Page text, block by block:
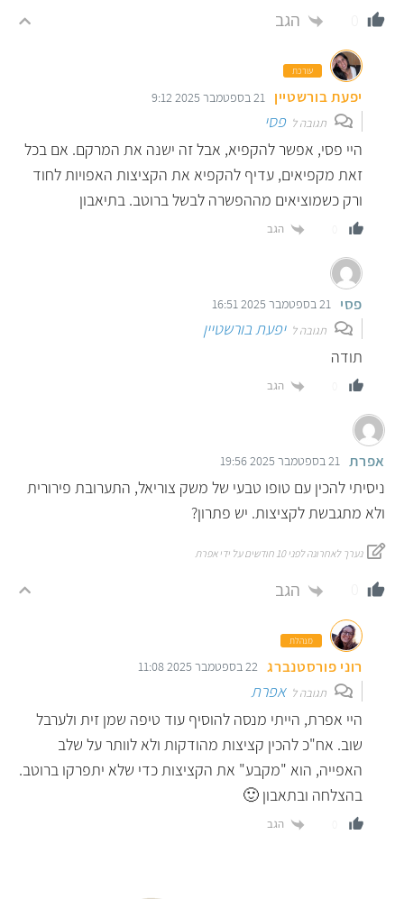
הגב
עורכת
יפעת בורשטיין 21 בספטמבר 2025 9:12
תגובה לפסי
היי פסי, אפשר להקפיא, אבל זה ישנה את המרקם. אם בכל
זאת מקפיאים, עדיף להקפיא את הקציצות האפויות לחוד
ורק כשמוציאים מההפשרה לבשל ברוטב. בתיאבון
הגב
פסי 21 בספטמבר 2025 16:51
תגובה ליפעת בורשטיין
תודה
הגב
אפרת 21 בספטמבר 2025 19:56
ניסיתי להכין עם טופו טבעי של משק צוריאל, התערובת פירורית
ולא מתגבשת לקציצות. יש פתרון?
נערך לאחרונה לפני 10 חודשים על ידי אפרת
הגב
מנהלת
רוני פורסטנברג 22 בספטמבר 2025 11:08
תגובה לאפרת
היי אפרת, הייתי מנסה להוסיף עוד טיפה שמן זית ולערבל
שוב. אח"כ להכין קציצות מהודקות ולא לוותר על שלב
האפייה, הוא "מקבע" את הקציצות כדי שלא יתפרקו ברוטב.
בהצלחה ובתאבון 🙂
הגב